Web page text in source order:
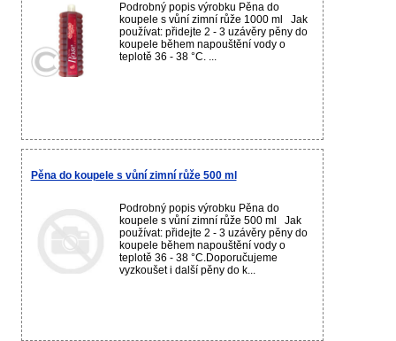
Podrobný popis výrobku Pěna do
koupele s vůní zimní růže 1000 ml Jak
používat: přidejte 2 - 3 uzávěry pěny do
koupele během napouštění vody o
teplotě 36 - 38 °C. ...
Pěna do koupele s vůní zimní růže 500 ml
Podrobný popis výrobku Pěna do
koupele s vůní zimní růže 500 ml Jak
používat: přidejte 2 - 3 uzávěry pěny do
koupele během napouštění vody o
teplotě 36 - 38 °C.Doporučujeme
vyzkoušet i další pěny do k...